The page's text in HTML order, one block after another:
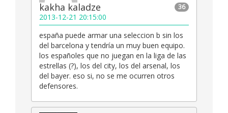
36
kakha kaladze
2013-12-21 20:15:00
españa puede armar una seleccion b sin los
del barcelona y tendría un muy buen equipo.
los españoles que no juegan en la liga de las
estrellas (?), los del city, los del arsenal, los
del bayer. eso si, no se me ocurren otros
defensores.